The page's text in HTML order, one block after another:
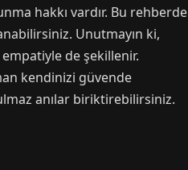
hakkı vardır. Bu rehberde
Unutmayın ki,
de şekillenir.
kendinizi güvende
anılar biriktirebilirsiniz.